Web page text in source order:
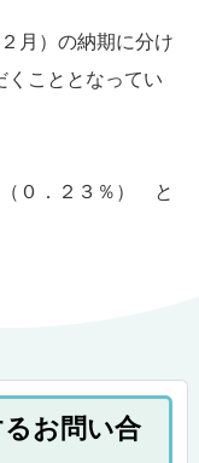
月）の納期に分け
くこととなってい
０．２３％） と
お問い合